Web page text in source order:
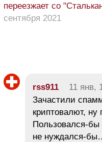
переезжает со
сентября 2021
rss911 11 янв,
Зачастили
криптовалют,
Пользовался-
не нуждался-